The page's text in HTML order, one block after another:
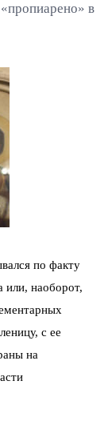
в
по факту
или, наоборот,
с ее
на